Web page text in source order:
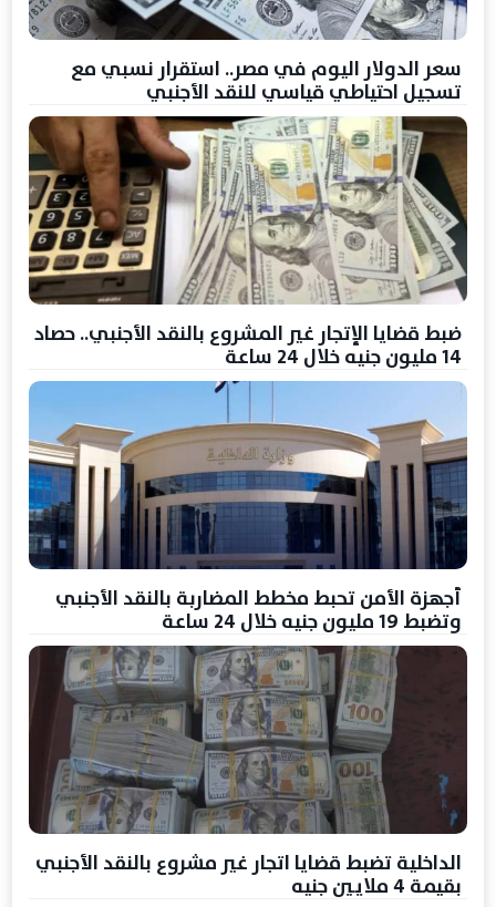
سعر الدولار اليوم في مصر.. استقرار نسبي مع
تسجيل احتياطي قياسي للنقد الأجنبي
ضبط قضايا الإتجار غير المشروع بالنقد الأجنبي.. حصاد
14 مليون جنيه خلال 24 ساعة
أجهزة الأمن تحبط مخطط المضاربة بالنقد الأجنبي
وتضبط 19 مليون جنيه خلال 24 ساعة
الداخلية تضبط قضايا اتجار غير مشروع بالنقد الأجنبي
بقيمة 4 ملايين جنيه